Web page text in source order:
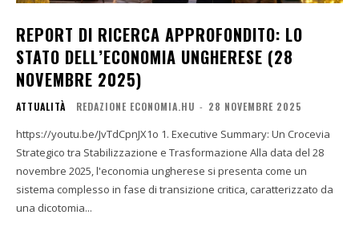
REPORT DI RICERCA APPROFONDITO: LO
STATO DELL’ECONOMIA UNGHERESE (28
NOVEMBRE 2025)
ATTUALITÀ REDAZIONE ECONOMIA.HU - 28 NOVEMBRE 2025
https://youtu.be/JvTdCpnJX1o 1. Executive Summary: Un Crocevia
Strategico tra Stabilizzazione e Trasformazione Alla data del 28
novembre 2025, l'economia ungherese si presenta come un
sistema complesso in fase di transizione critica, caratterizzato da
una dicotomia...